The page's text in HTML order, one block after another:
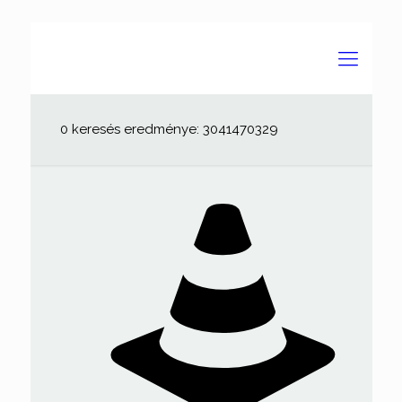
0 keresés eredménye: 3041470329